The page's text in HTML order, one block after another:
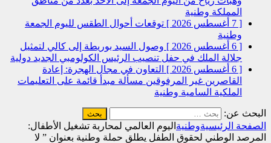
المملكة وطنية
[ 7 أغسطس 2026 ]
توقعات أحوال الطقس لليوم الجمعة
وطنية
[ 6 أغسطس 2026 ]
وصول السيد بوريطة إلى كالي لتمثيل
جلالة الملك في حفل تنصيب الرئيس الكولومبي الجديد دولية
[ 6 أغسطس 2026 ]
التعاون في مجال الهجرة: إعادة
القاصرين غير المرفوقين مسألة مبدأ قائمة على التعليمات
الملكية السامية وطنية
البحث عن:
الصفحة الرئيسيةوطنية اليوم العالمي لمحاربة تشغيل الأطفال:
المرصد الوطني لحقوق الطفل يطلق حملة وطنية بعنوان ” لا